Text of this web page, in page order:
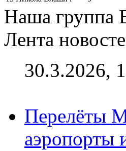
Наша группа
Лента
30.3.2026,
Перелёты
аэропорты